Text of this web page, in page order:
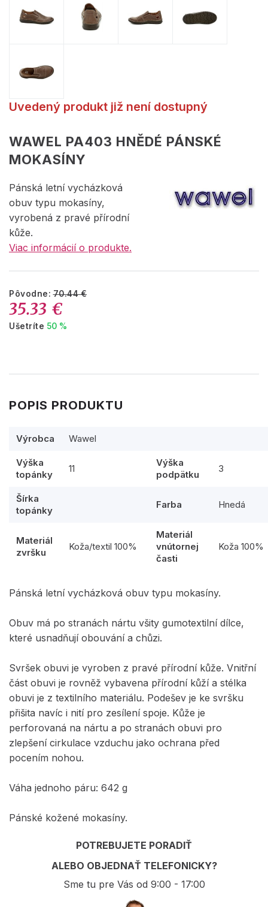
Uvedený produkt již není dostupný
WAWEL PA403 HNĚDÉ PÁNSKÉ
MOKASÍNY
Pánská letní vycházková
obuv typu mokasíny,
vyrobená z pravé přírodní
kůže.
Viac informácií o produkte.
Pôvodne:70.44 €
35.33 €
Ušetríte 50 %
POPIS PRODUKTU
Výrobca Wawel
Výška
topánky
11
Výška
podpätku
3
Šírka
topánky
Farba Hnedá
Materiál
zvršku
Koža/textil 100%
Materiál
vnútornej
časti
Koža 100%
Pánská letní vycházková obuv typu mokasíny.
Obuv má po stranách nártu všity gumotextilní dílce,
které usnadňují obouvání a chůzi.
Svršek obuvi je vyroben z pravé přírodní kůže. Vnitřní
část obuvi je rovněž vybavena přírodní kůží a stélka
obuvi je z textilního materiálu. Podešev je ke svršku
přišita navíc i nití pro zesílení spoje. Kůže je
perforovaná na nártu a po stranách obuvi pro
zlepšení cirkulace vzduchu jako ochrana před
pocením nohou.
Váha jednoho páru: 642 g
Pánské kožené mokasíny.
POTREBUJETE PORADIŤ
ALEBO OBJEDNAŤ TELEFONICKY?
Sme tu pre Vás od 9:00 - 17:00